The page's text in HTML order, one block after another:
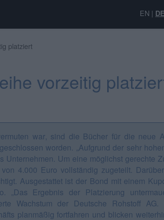
EN | DE
platziert
vorzeitig
war, sind die Bücher für die neue
worden. „Aufgrund der sehr
Unternehmen. Um eine möglichst gerechte
4.000 Euro vollständig zugeteilt.
Ausgestattet ist der Bond mit einem
„Das Ergebnis der Platzierung
Wachstum der Deutsche Rohstoff
planmäßig fortfahren und blicken